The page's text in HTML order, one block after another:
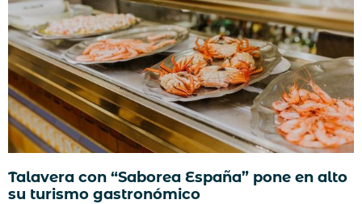
Talavera con “Saborea España” pone en alto
su turismo gastronómico